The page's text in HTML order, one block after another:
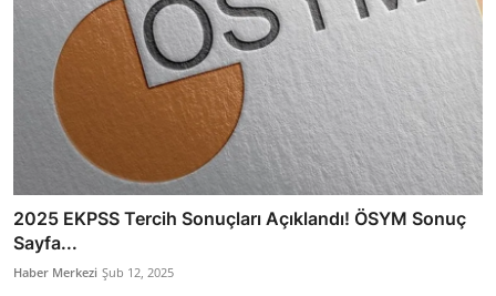
2025 EKPSS Tercih Sonuçları Açıklandı! ÖSYM Sonuç
Sayfa...
Haber Merkezi Şub 12, 2025